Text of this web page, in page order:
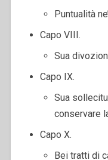
Puntualità
Capo VIII.
Sua
Capo IX.
Sua
conservare
Capo X.
Bei tratti di